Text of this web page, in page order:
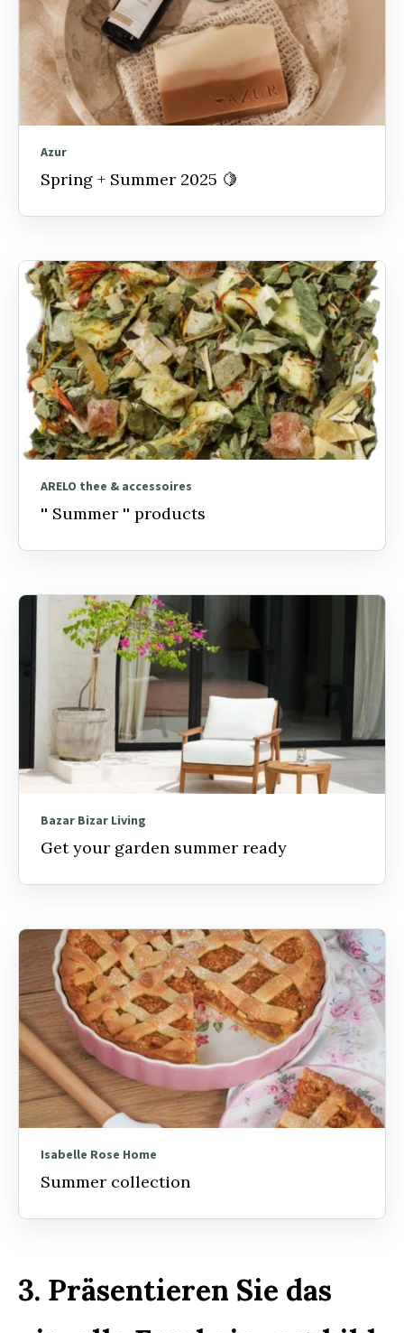
Azur
Spring + Summer 2025 🍋
ARELO thee & accessoires
'' Summer '' products
Bazar Bizar Living
Get your garden summer ready
Isabelle Rose Home
Summer collection
3. Präsentieren Sie das